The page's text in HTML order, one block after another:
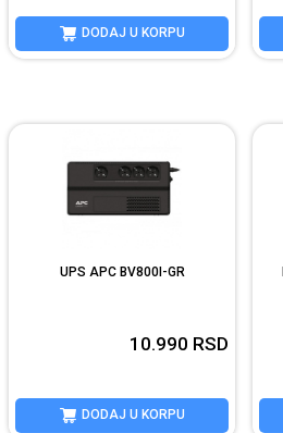
DODAJ U KORPU
UPS APC BV800I-GR
10.990 RSD
DODAJ U KORPU